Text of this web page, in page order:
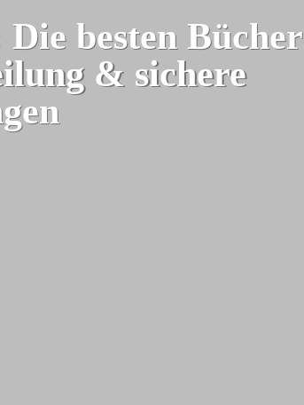
besten Bücher
& sichere